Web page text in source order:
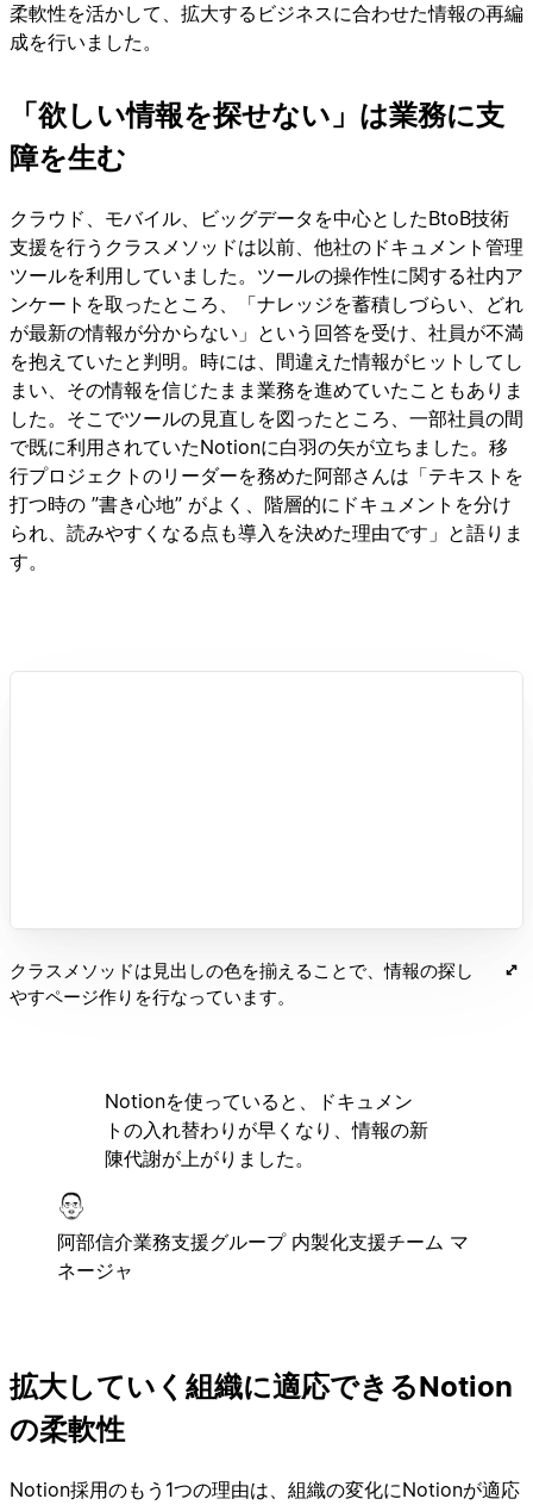
柔軟性を活かして、拡大するビジネスに合わせた情報の再編
成を行いました。
「欲しい情報を探せない」は業務に支
障を生む
クラウド、モバイル、ビッグデータを中心としたBtoB技術
支援を行うクラスメソッドは以前、他社のドキュメント管理
ツールを利用していました。ツールの操作性に関する社内ア
ンケートを取ったところ、「ナレッジを蓄積しづらい、どれ
が最新の情報が分からない」という回答を受け、社員が不満
を抱えていたと判明。時には、間違えた情報がヒットしてし
まい、その情報を信じたまま業務を進めていたこともありま
した。そこでツールの見直しを図ったところ、一部社員の間
で既に利用されていたNotionに白羽の矢が立ちました。移
行プロジェクトのリーダーを務めた阿部さんは「テキストを
打つ時の ”書き心地” がよく、階層的にドキュメントを分け
られ、読みやすくなる点も導入を決めた理由です」と語りま
す。
クラスメソッドは見出しの色を揃えることで、情報の探し
やすページ作りを行なっています。
Notionを使っていると、ドキュメン
トの入れ替わりが早くなり、情報の新
陳代謝が上がりました。
阿部信介業務支援グループ 内製化支援チーム マ
ネージャ
拡大していく組織に適応できるNotion
の柔軟性
Notion採用のもう1つの理由は、組織の変化にNotionが適応